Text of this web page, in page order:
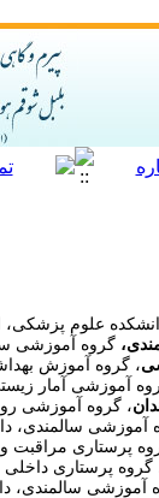
علوم پزشکی،
گروه آموزشی
، گروه آموزش
آموزشی آمار
، گروه آموزشی
آموزشی سالمندی،
پرستاری مراقبت
گروه پرستاری
آموزشی سالمندی،